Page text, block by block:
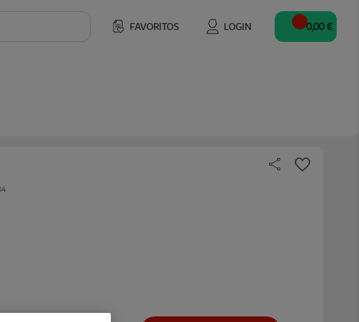
FAVORITOS LOGIN 0,00 €